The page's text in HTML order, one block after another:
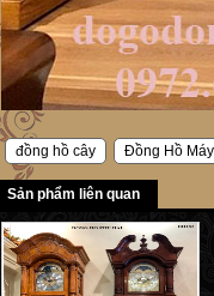
đồng hồ cây Đồng Hồ
Sản phẩm liên quan